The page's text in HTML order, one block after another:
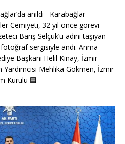
anıldı Karabağlar
Cemiyeti, 32 yıl önce görevi
Barış Selçuk’u adını taşıyan
sergisiyle andı. Anma
Başkanı Helil Kınay, İzmir
Mehlika Gökmen, İzmir
Kurulu 🟦